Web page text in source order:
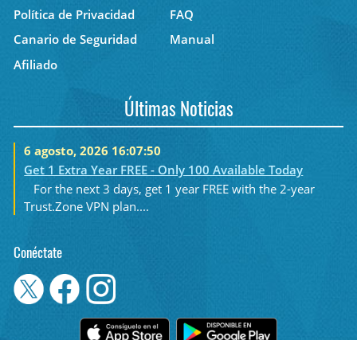
Política de Privacidad
FAQ
Canario de Seguridad
Manual
Afiliado
Últimas Noticias
6 agosto, 2026 16:07:50
Get 1 Extra Year FREE - Only 100 Available Today
For the next 3 days, get 1 year FREE with the 2-year
Trust.Zone VPN plan....
Conéctate